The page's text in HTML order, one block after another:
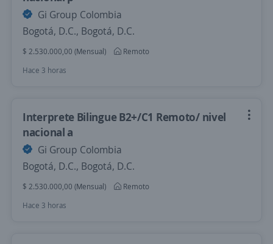
Gi Group Colombia
Bogotá, D.C., Bogotá, D.C.
$ 2.530.000,00 (Mensual)
Remoto
Hace 3 horas
Interprete Bilingue B2+/C1 Remoto/ nivel
nacional a
Gi Group Colombia
Bogotá, D.C., Bogotá, D.C.
$ 2.530.000,00 (Mensual)
Remoto
Hace 3 horas